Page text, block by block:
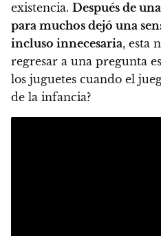
existencia. Después de
para muchos dejó una
incluso innecesaria, esta
regresar a una pregunta
los juguetes cuando el
de la infancia?